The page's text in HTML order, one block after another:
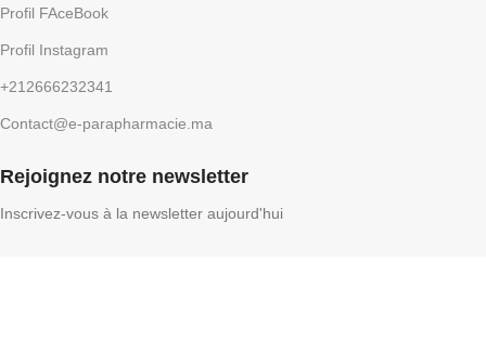
Profil FAceBook
Profil Instagram
+212666232341
Contact@e-parapharmacie.ma
Rejoignez notre newsletter
Inscrivez-vous à la newsletter aujourd'hui